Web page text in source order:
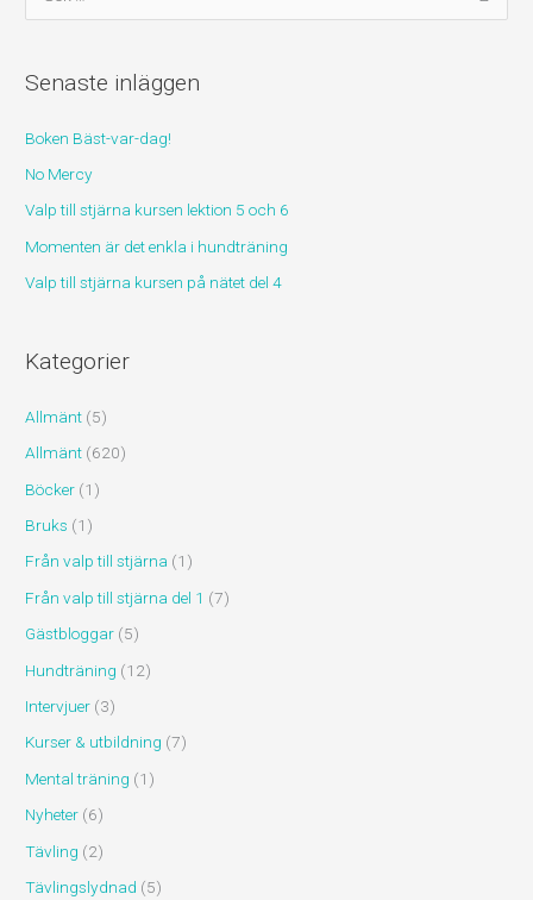
ö
e
t
e
r
:
Senaste inläggen
Boken Bäst-var-dag!
No Mercy
Valp till stjärna kursen lektion 5 och 6
Momenten är det enkla i hundträning
Valp till stjärna kursen på nätet del 4
Kategorier
Allmänt (5)
Allmänt (620)
Böcker (1)
Bruks (1)
Från valp till stjärna (1)
Från valp till stjärna del 1 (7)
Gästbloggar (5)
Hundträning (12)
Intervjuer (3)
Kurser & utbildning (7)
Mental träning (1)
Nyheter (6)
Tävling (2)
Tävlingslydnad (5)